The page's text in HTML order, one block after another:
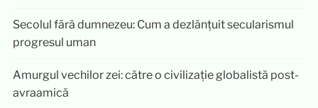
Secolul fără dumnezeu: Cum a dezlănțuit secularismul
progresul uman
Amurgul vechilor zei: către o civilizație globalistă post-
avraamică